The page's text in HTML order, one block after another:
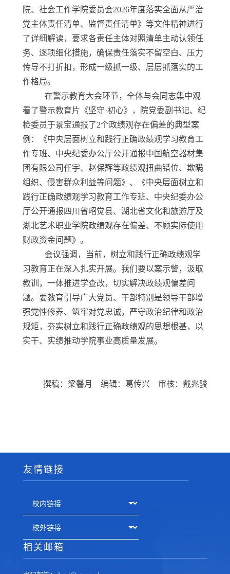
院、社会工作学院委员会2026年度落实全面从严治
党主体责任清单、监督责任清单》等文件精神进行
了详细解读，要求各责任主体对照清单主动认领任
务、逐项细化措施，确保责任落实不留空白、压力
传导不打折扣，形成一级抓一级、层层抓落实的工
作格局。
在警示教育大会环节，全体与会同志集中观
看了警示教育片《坚守·初心》，院党委副书记、纪
检委员于景宝通报了2个政绩观存在偏差的典型案
例：《中央层面树立和践行正确政绩观学习教育工
作专班、中央纪委办公厅公开通报中国航空器材集
团有限公司任宇、赵保辉等政绩观扭曲错位、欺瞒
组织、侵害群众利益等问题》、《中央层面树立和
践行正确政绩观学习教育工作专班、中央纪委办公
厅公开通报四川省昭觉县、湖北省文化和旅游厅及
湖北艺术职业学院政绩观存在偏差、不顾实际使用
财政资金问题》。
会议强调，当前，树立和践行正确政绩观学
习教育正在深入扎实开展。我们要以案示警，汲取
教训，一体推进学查改，切实解决政绩观偏差问
题。要教育引导广大党员、干部特别是领导干部增
强党性修养、筑牢对党忠诚，严守政治纪律和政治
规矩，夯实树立和践行正确政绩观的思想根基，以
实干、实绩推动学院事业高质量发展。
撰稿：梁馨月 编辑：葛传兴 审核：戴兆骏
友情链接
相关邮箱